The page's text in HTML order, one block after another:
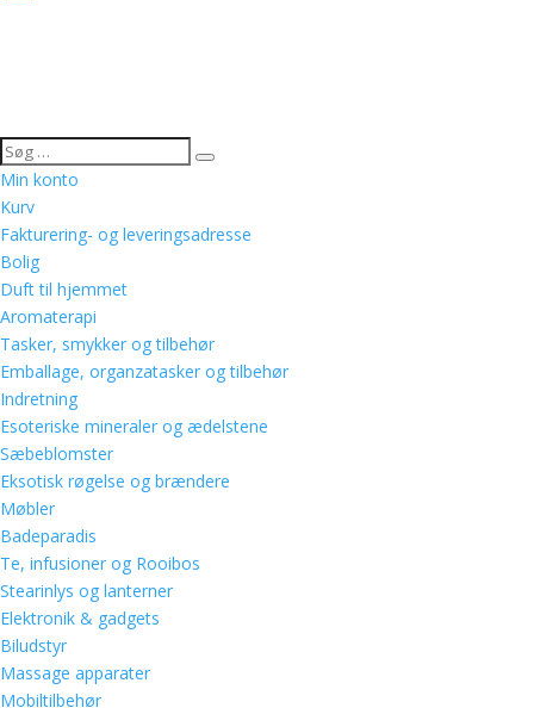
Min konto
Kurv
Fakturering- og leveringsadresse
Bolig
Duft til hjemmet
Aromaterapi
Tasker, smykker og tilbehør
Emballage, organzatasker og tilbehør
Indretning
Esoteriske mineraler og ædelstene
Sæbeblomster
Eksotisk røgelse og brændere
Møbler
Badeparadis
Te, infusioner og Rooibos
Stearinlys og lanterner
Elektronik & gadgets
Biludstyr
Massage apparater
Mobiltilbehør